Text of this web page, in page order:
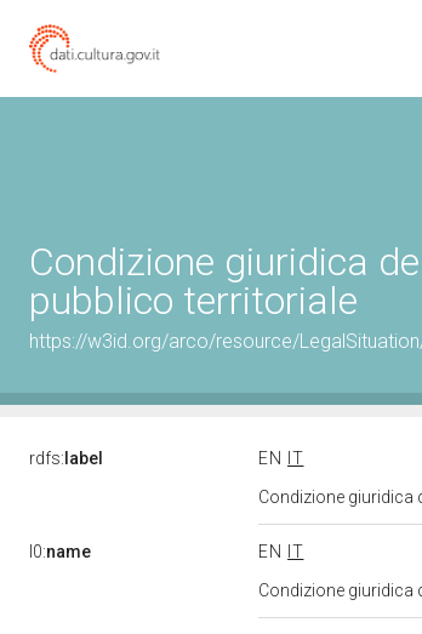
Condizione giuridica
pubblico territoriale
https://w3id.org/arco/resource/
rdfs: label EN
IT
Condizione giuridica
l0:name EN
IT
Condizione giuridica